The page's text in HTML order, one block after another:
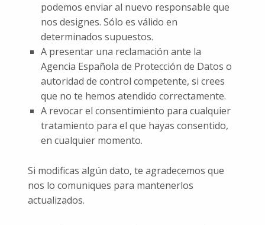
podemos enviar al nuevo responsable que
nos designes. Sólo es válido en
determinados supuestos.
A presentar una reclamación ante la
Agencia Española de Protección de Datos o
autoridad de control competente, si crees
que no te hemos atendido correctamente.
A revocar el consentimiento para cualquier
tratamiento para el que hayas consentido,
en cualquier momento.
Si modificas algún dato, te agradecemos que
nos lo comuniques para mantenerlos
actualizados.